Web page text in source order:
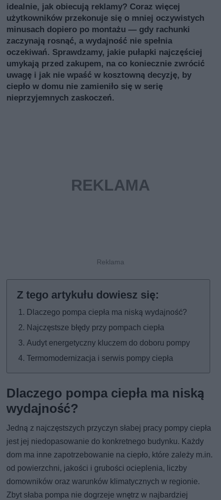
idealnie, jak obiecują reklamy? Coraz więcej
użytkowników przekonuje się o mniej oczywistych
minusach dopiero po montażu — gdy rachunki
zaczynają rosnąć, a wydajność nie spełnia
oczekiwań. Sprawdzamy, jakie pułapki najczęściej
umykają przed zakupem, na co koniecznie zwrócić
uwagę i jak nie wpaść w kosztowną decyzję, by
ciepło w domu nie zamieniło się w serię
nieprzyjemnych zaskoczeń.
Dlaczego pompa ciepła ma niską wydajność?
Najczęstsze błędy przy pompach ciepła
Audyt energetyczny kluczem do doboru pompy
Termomodernizacja i serwis pompy ciepła
Dlaczego pompa ciepła ma niską
wydajność?
Jedną z najczęstszych przyczyn słabej pracy pompy ciepła
jest jej niedopasowanie do konkretnego budynku. Każdy
dom ma inne zapotrzebowanie na ciepło, które zależy m.in.
od powierzchni, jakości i grubości ocieplenia, liczby
domowników oraz warunków klimatycznych w regionie.
Zbyt słaba pompa nie dogrzeje wnętrz w najbardziej